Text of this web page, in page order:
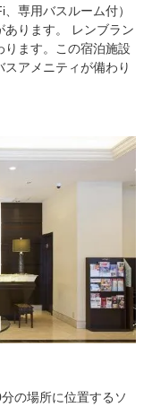
専用バスルーム付）
ります。 レンブラン
ります。この宿泊施設
アメニティが備わり
の場所に位置するソ